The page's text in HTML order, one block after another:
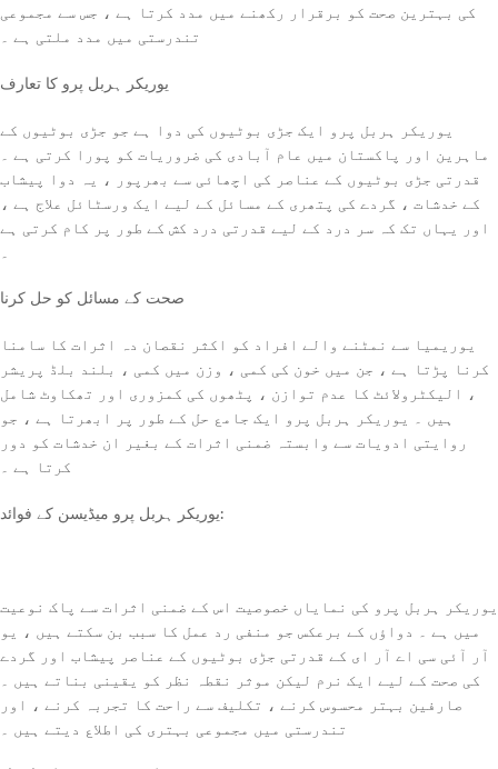
کی بہترین صحت کو برقرار رکھنے میں مدد کرتا ہے ، جس سے مجموعی
تندرستی میں مدد ملتی ہے ۔
یوریکر ہربل پرو کا تعارف
یوریکر ہربل پرو ایک جڑی بوٹیوں کی دوا ہے جو جڑی بوٹیوں کے
ماہرین اور پاکستان میں عام آبادی کی ضروریات کو پورا کرتی ہے ۔
قدرتی جڑی بوٹیوں کے عناصر کی اچھائی سے بھرپور ، یہ دوا پیشاب
کے خدشات ، گردے کی پتھری کے مسائل کے لیے ایک ورسٹائل علاج ہے ،
اور یہاں تک کہ سر درد کے لیے قدرتی درد کش کے طور پر کام کرتی ہے
صحت کے مسائل کو حل کرنا
یوریمیا سے نمٹنے والے افراد کو اکثر نقصان دہ اثرات کا سامنا
کرنا پڑتا ہے ، جن میں خون کی کمی ، وزن میں کمی ، بلند بلڈ پریشر
، الیکٹرولائٹ کا عدم توازن ، پٹھوں کی کمزوری اور تھکاوٹ شامل
ہیں ۔ یوریکر ہربل پرو ایک جامع حل کے طور پر ابھرتا ہے ، جو
روایتی ادویات سے وابستہ ضمنی اثرات کے بغیر ان خدشات کو دور
کرتا ہے ۔
یوریکر ہربل پرو میڈیسن کے فوائد:
یوریکر ہربل پرو کی نمایاں خصوصیت اس کے ضمنی اثرات سے پاک نوعیت
میں ہے ۔ دواؤں کے برعکس جو منفی رد عمل کا سبب بن سکتے ہیں ، یو
آر آئی سی اے آر ای کے قدرتی جڑی بوٹیوں کے عناصر پیشاب اور گردے
کی صحت کے لیے ایک نرم لیکن موثر نقطہ نظر کو یقینی بناتے ہیں ۔
صارفین بہتر محسوس کرنے ، تکلیف سے راحت کا تجربہ کرنے ، اور
تندرستی میں مجموعی بہتری کی اطلاع دیتے ہیں ۔